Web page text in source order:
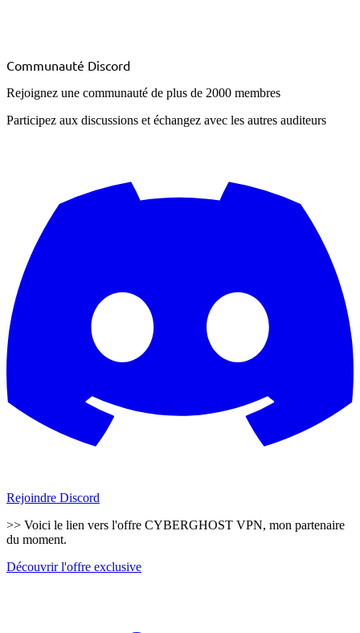
Communauté Discord
Rejoignez une communauté de plus de 2000 membres
Participez aux discussions et échangez avec les autres auditeurs
Rejoindre Discord
>> Voici le lien vers l'offre CYBERGHOST VPN, mon partenaire
du moment.
Découvrir l'offre exclusive